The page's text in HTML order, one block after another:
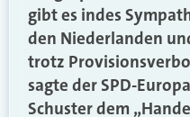
gibt es indes
den Niederlanden
trotz
sagte der SPD-
Schuster dem